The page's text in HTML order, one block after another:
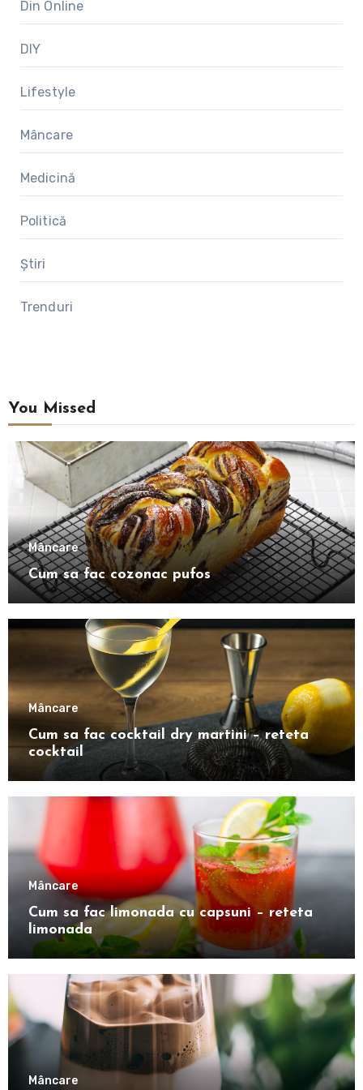
Din Online
DIY
Lifestyle
Mâncare
Medicină
Politică
Știri
Trenduri
You Missed
Mâncare
Cum sa fac cozonac pufos
Mâncare
Cum sa fac cocktail dry martini – reteta
cocktail
Mâncare
Cum sa fac limonada cu capsuni – reteta
limonada
Mâncare